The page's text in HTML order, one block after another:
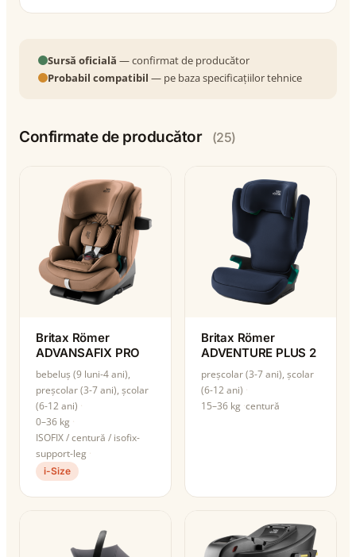
Sursă oficială — confirmat de producător
Probabil compatibil — pe baza specificațiilor tehnice
Confirmate de producător (25)
Britax Römer
ADVANSAFIX PRO
bebeluș (9 luni-4 ani),
preșcolar (3-7 ani), școlar
(6-12 ani)
0–36 kg
ISOFIX / centură / isofix-
support-leg
i-Size
Britax Römer
ADVENTURE PLUS 2
preșcolar (3-7 ani), școlar
(6-12 ani)
15–36 kg centură